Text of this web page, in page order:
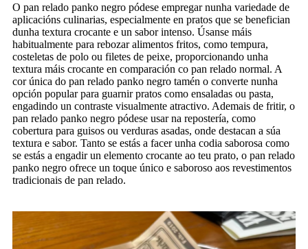
O pan relado panko negro pódese empregar nunha variedade de
aplicacións culinarias, especialmente en pratos que se benefician
dunha textura crocante e un sabor intenso. Úsanse máis
habitualmente para rebozar alimentos fritos, como tempura,
costeletas de polo ou filetes de peixe, proporcionando unha
textura máis crocante en comparación co pan relado normal. A
cor única do pan relado panko negro tamén o converte nunha
opción popular para guarnir pratos como ensaladas ou pasta,
engadindo un contraste visualmente atractivo. Ademais de fritir, o
pan relado panko negro pódese usar na repostería, como
cobertura para guisos ou verduras asadas, onde destacan a súa
textura e sabor. Tanto se estás a facer unha codia saborosa como
se estás a engadir un elemento crocante ao teu prato, o pan relado
panko negro ofrece un toque único e saboroso aos revestimentos
tradicionais de pan relado.